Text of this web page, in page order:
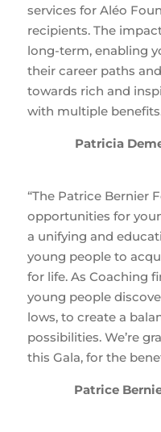
services for Aléo
recipients. The
long-term, enabling
their career paths
towards rich and
with multiple
Patricia
“The Patrice Bernier
opportunities for
a unifying and
young people to
for life. As Coaching
young people
lows, to create a
possibilities. We’re
this Gala, for the
Patrice